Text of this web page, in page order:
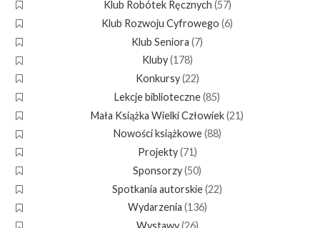
Klub Robótek Ręcznych (57)
Klub Rozwoju Cyfrowego (6)
Klub Seniora (7)
Kluby(178)
Konkursy(22)
Lekcje biblioteczne(85)
Mała Książka Wielki Człowiek(21)
Nowości książkowe(88)
Projekty(71)
Sponsorzy(50)
Spotkania autorskie(22)
Wydarzenia (136)
Wystawy(26)